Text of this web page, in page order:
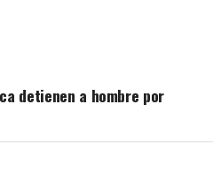
detienen a hombre por